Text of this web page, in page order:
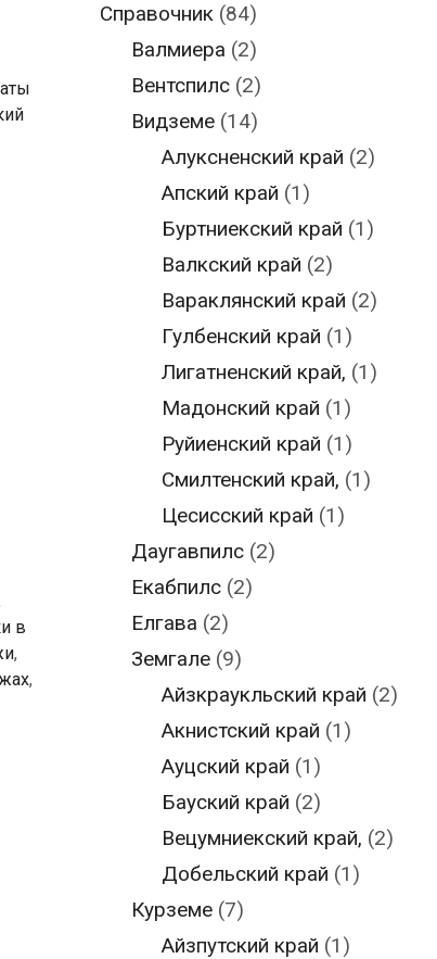
в
,
,
Справочник (84)
Валмиера (2)
Вентспилс(2)
Видземе(14)
Алуксненский край (2)
Апский край (1)
Буртниекский край (1)
Валкский край (2)
Вараклянский край (2)
Гулбенский край (1)
Лигатненский край, (1)
Мадонский край (1)
Руйиенский край (1)
Смилтенский край, (1)
Цесисский край (1)
Даугавпилс(2)
Екабпилс(2)
Елгава (2)
Земгале(9)
Айзкраукльский край (2)
Акнистский край (1)
Ауцский край (1)
Бауский край (2)
Вецумниекский край, (2)
Добельский край (1)
Курземе(7)
Айзпутский край (1)